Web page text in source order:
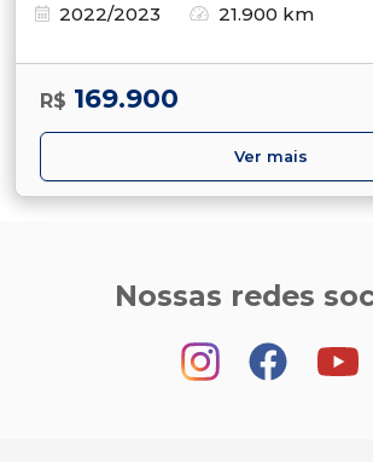
2022/2023
21.900 km
R$ 169.900
Ver mais
Nossas redes